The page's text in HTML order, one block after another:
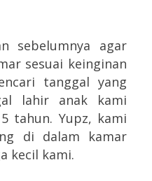
sebelumnya agar
sesuai keinginan
tanggal yang
lahir anak kami
tahun. Yupz, kami
di dalam kamar
kecil kami.